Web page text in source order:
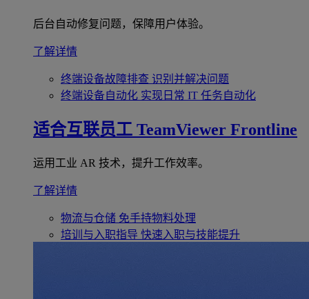
后台自动修复问题，保障用户体验。
了解详情
终端设备故障排查 识别并解决问题
终端设备自动化 实现日常 IT 任务自动化
适合互联员工 TeamViewer Frontline
运用工业 AR 技术，提升工作效率。
了解详情
物流与仓储 免手持物料处理
培训与入职指导 快速入职与技能提升